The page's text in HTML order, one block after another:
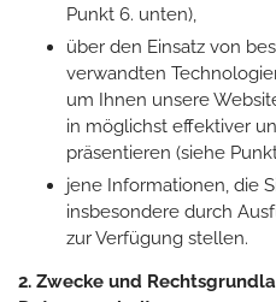
Punkt 6. unten),
über den Einsatz von
verwandten
um Ihnen unsere
in möglichst effektiver
präsentieren (siehe
jene Informationen, die
insbesondere durch
zur Verfügung stellen.
2. Zwecke und